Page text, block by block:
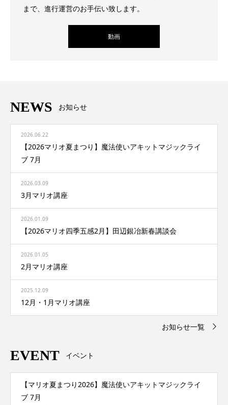
まで、進行運営のお手伝い致します。
動画
NEWS お知らせ
2026.06.22
【2026マリオ夏まつり】魔法使いアキットマジックライ
ブ 7月
2026.03.09
3月マリオ講座
2026.01.09
【2026マリオ四季五感2月】田辺銀冶新春講談会
2026.01.05
2月マリオ講座
2025.12.09
12月・1月マリオ講座
お知らせ一覧
EVENT イベント
【マリオ夏まつり2026】魔法使いアキットマジックライ
ブ 7月